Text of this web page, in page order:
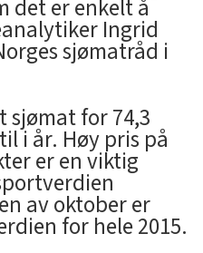
det er enkelt å
Ingrid
sjømatråd i
sjømat for 74,3
i år. Høy pris på
er en viktig
av oktober er
for hele 2015.